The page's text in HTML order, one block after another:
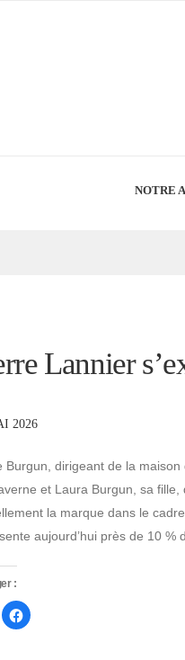
NOTRE
Lannier
2026
Burgun, dirigeant de la
et Laura Burgun, sa
la marque dans le
aujourd’hui près de 10 %
:
Cliquez
pour